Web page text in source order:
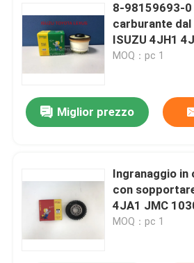
8-98159693-
carburante
ISUZU 4JH1
MOQ：pc 1
Miglior prezzo
Ingranaggio in
con
4JA1 JMC
MOQ：pc 1